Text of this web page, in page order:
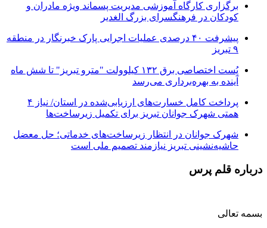
برگزاری کارگاه آموزشی مدیریت پسماند ویژه مادران و
کودکان در فرهنگسرای بزرگ الغدیر
پیشرفت ۴۰ درصدی عملیات اجرایی پارک خبرنگار در منطقه
۹ تبریز
پُست اختصاصی برق ۱۳۲ کیلوولت "مترو تبریز" تا شش ماه
آینده به بهره‌برداری می‌رسد
پرداخت کامل خسارت‌های ارزیابی‌شده در استان/ نیاز ۴
همتی شهرک جوانان تبریز برای تکمیل زیرساخت‌ها
شهرک جوانان در انتظار زیرساخت‌های خدماتی؛ حل معضل
حاشیه‌نشینی تبریز نیازمند تصمیم ملی است
درباره قلم پرس
بسمه تعالی